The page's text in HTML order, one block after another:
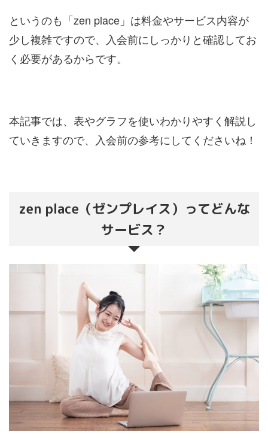
というのも「zen place」は料金やサービス内容が
少し複雑ですので、入会前にしっかりと確認してお
く必要があるからです。
本記事では、表やグラフを使いわかりやすく解説し
ていきますので、入会前の参考にしてくださいね！
zen place（ゼンプレイス）ってどんな
サービス？